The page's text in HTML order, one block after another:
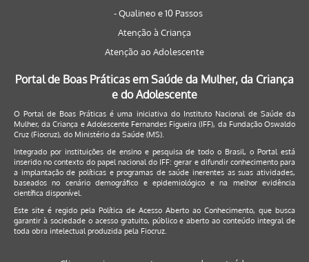
- Qualineo e 10 Passos
Atenção à Criança
Atenção ao Adolescente
Portal de Boas Práticas em Saúde da Mulher, da Criança
e do Adolescente
O Portal de Boas Práticas é uma iniciativa do Instituto Nacional de Saúde da
Mulher, da Criança e Adolescente Fernandes Figueira (IFF), da Fundação Oswaldo
Cruz (Fiocruz), do Ministério da Saúde (MS).
Integrado por instituições de ensino e pesquisa de todo o Brasil, o Portal está
inserido no contexto do papel nacional do IFF: gerar e difundir conhecimento para
a implantação de políticas e programas de saúde inerentes as suas atividades,
baseados no cenário demográfico e epidemiológico e na melhor evidência
científica disponível.
Este site é regido pela Política de Acesso Aberto ao Conhecimento, que busca
garantir à sociedade o acesso gratuito, público e aberto ao conteúdo integral de
toda obra intelectual produzida pela Fiocruz.